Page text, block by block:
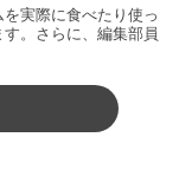
実際に食べたり使っ
。さらに、編集部員